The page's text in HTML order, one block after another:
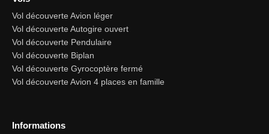
Vol découverte Avion léger
Vol découverte Autogire ouvert
Vol découverte Pendulaire
Vol découverte Biplan
Vol découverte Gyrocoptère fermé
Vol découverte Avion 4 places en famille
Informations